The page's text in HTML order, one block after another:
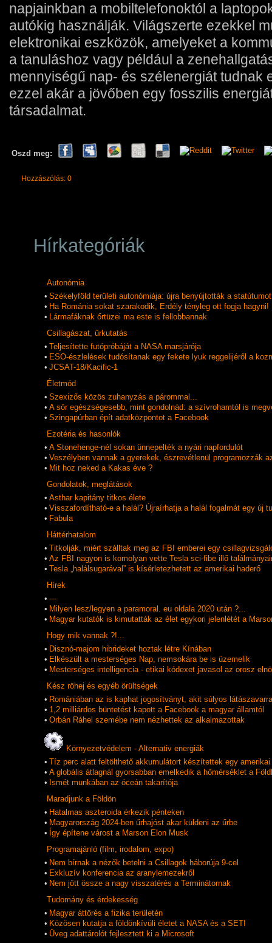
napjainkban a mobiltelefonoktól a
autókig használják. Világszerte ezekkel
elektronikai eszközök, amelyeket a
a tanuláshoz vagy például a
mennyiségű nap- és szélenergiát tudnak
ezzel akár a jövőben egy fosszilis
társadalmat.
Oszd meg:
Hozzászólás: 0
Hírkategóriák
Autonómia
• Székelyföld területi autonómiája: újra benyújtották a statútumot
• Ha Románia sokat szarakodik, Erdély tényleg ott fogja hagyni!
• Lármafáknak őrtüzei ma este is fellobbannak
Csillagászat, űrkutatás
• Teljesítette futópróbáját a NASA marsjárója
• ESO-észlelések tudósítanak egy fekete lyuk reggelijéről a
• JCSAT-18/Kacific-1
Életmód
• Szexizős közös zuhanyzás a párommal...
• A sör egészségesebb, mint gondolnád: a szívrohamtól is
• Szingapúrban épít adatközpontot a Facebook
Ezotéria és hasonlók
• A Stonehenge-nél sokan ünnepelték a nyári napfordulót
• Veszélyben vannak a gyerekek, észrevétlenül programozzák
• Mit hoz neked a Kakas éve ?
Gondolatok, meglátások
• Asthar kapitány titkos élete
• Visszafordítható-e a halál? Újraírhatja a halál fogalmát egy új
• Fabula
Háttérhatalom
• Titkolják, miért szálltak meg az FBI emberei egy
• Az FBI nagyon is komolyan vette Tesla sci-fibe illő
• Tesla „halálsugarával” is kísérletezhetett az amerikai haderő
Hí­rek
• ---
• Milyen lesz/legyen a paramoral. eu oldala 2020 után ?...
• Magyar kutatók is kimutatták az élet egykori jelenlétét a
Hogy mik vannak ?!...
• Disznó-majom hibrideket hoztak létre Kínában
• Elkészült a mesterséges Nap, nemsokára be is üzemelik
• Mesterséges intelligencia - etikai kódexet javasol az orosz
Kész röhej és egyéb örültségek
• Romániában az is kaphat jogosítványt, akit súlyos
• 1,2 milliárdos büntetést kapott a Facebook a magyar államtól
• Orbán Ráhel szemébe nem nézhettek az alkalmazottak
Környezetvédelem - Alternativ energiák
• Tíz perc alatt feltölthető akkumulátort készítettek egy amerikai
• A globális átlagnál gyorsabban emelkedik a hőmérséklet a
• Ismét munkában az óceán takarítója
Maradjunk a Földön
• Hatalmas aszteroida érkezik pénteken
• Magyarország 2024-ben űrhajóst akar küldeni az űrbe
• Így építene várost a Marson Elon Musk
Programajánló (film, irodalom, expo)
• Nem bírnak a nézők betelni a Csillagok háborúja 9-cel
• Exkluzív konferencia az aranylemezekről
• Nem jött össze a nagy visszatérés a Terminátornak
Tudomány és érdekesség
• Magyar áttörés a fizika területén
• Közösen kutatja a földönkívüli életet a NASA és a SETI
• Üveg adattárolót fejlesztett ki a Microsoft